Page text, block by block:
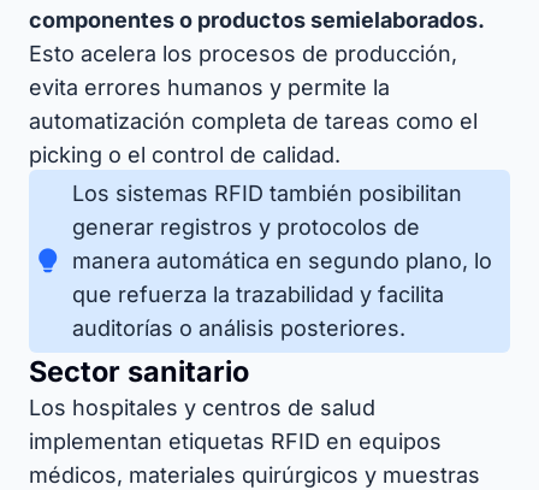
componentes o productos semielaborados.
Esto acelera los procesos de producción,
evita errores humanos y permite la
automatización completa de tareas como el
picking o el control de calidad.
Los sistemas RFID también posibilitan
generar registros y protocolos de
manera automática en segundo plano, lo
que refuerza la trazabilidad y facilita
auditorías o análisis posteriores.
Sector sanitario
Los hospitales y centros de salud
implementan etiquetas RFID en equipos
médicos, materiales quirúrgicos y muestras